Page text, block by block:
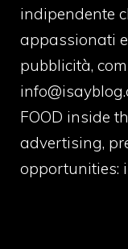
indipendente
appassionati
pubblicità,
FOOD inside
advertising,
opportunities: